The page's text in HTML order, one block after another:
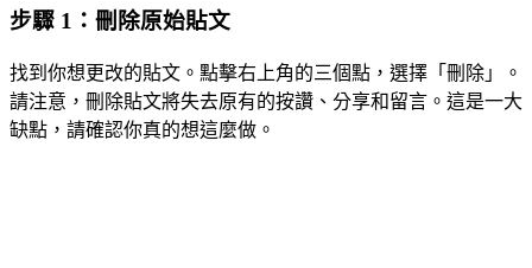
步驟 1：刪除原始貼文
找到你想更改的貼文。點擊右上角的三個點，選擇「刪除」。
請注意，刪除貼文將失去原有的按讚、分享和留言。這是一大
缺點，請確認你真的想這麼做。